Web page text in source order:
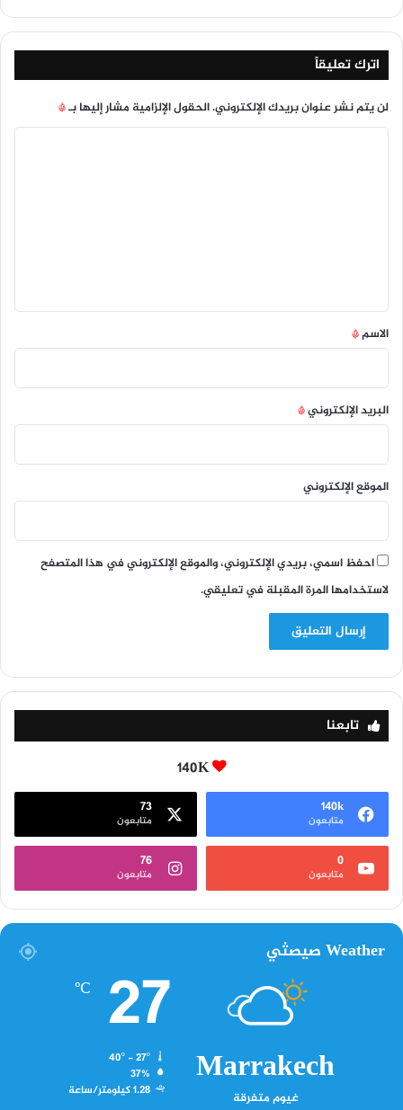
اترك تعليقاً
لن يتم نشر عنوان بريدك الإلكتروني.الحقول الإلزامية مشار إليها بـ*
*
الاسم*
البريد الإلكتروني*
الموقع الإلكتروني
احفظ اسمي، بريدي الإلكتروني، والموقع الإلكتروني في هذا المتصفح
لاستخدامها المرة المقبلة في تعليقي.
تابعنا
140K
140k
متابعون
73
متابعون
0
متابعون
76
متابعون
Weather صيصثي
Marrakech
غيوم متفرقة
27
℃
37%
1.28 كيلومتر/ساعة